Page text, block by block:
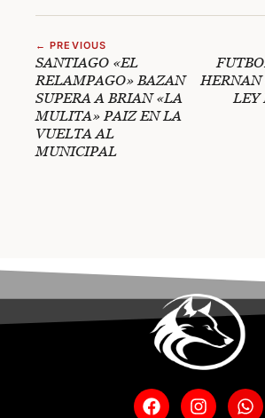
← PREVIOUS
SANTIAGO «EL
RELAMPAGO» BAZAN
SUPERA A BRIAN «LA
MULITA» PAIZ EN LA
VUELTA AL
MUNICIPAL
HERNAN
LEY